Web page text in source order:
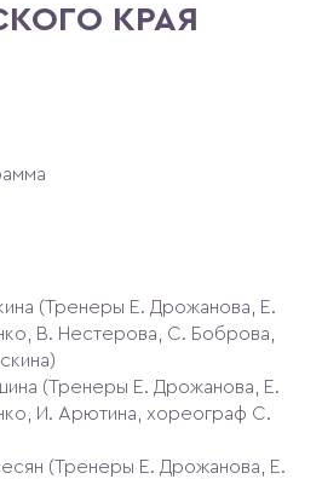
КРАЯ
(Тренеры Е. Дрожанова, Е.
В. Нестерова, С. Боброва,
(Тренеры Е. Дрожанова, Е.
И. Арютина, хореограф С.
(Тренеры Е. Дрожанова, Е.